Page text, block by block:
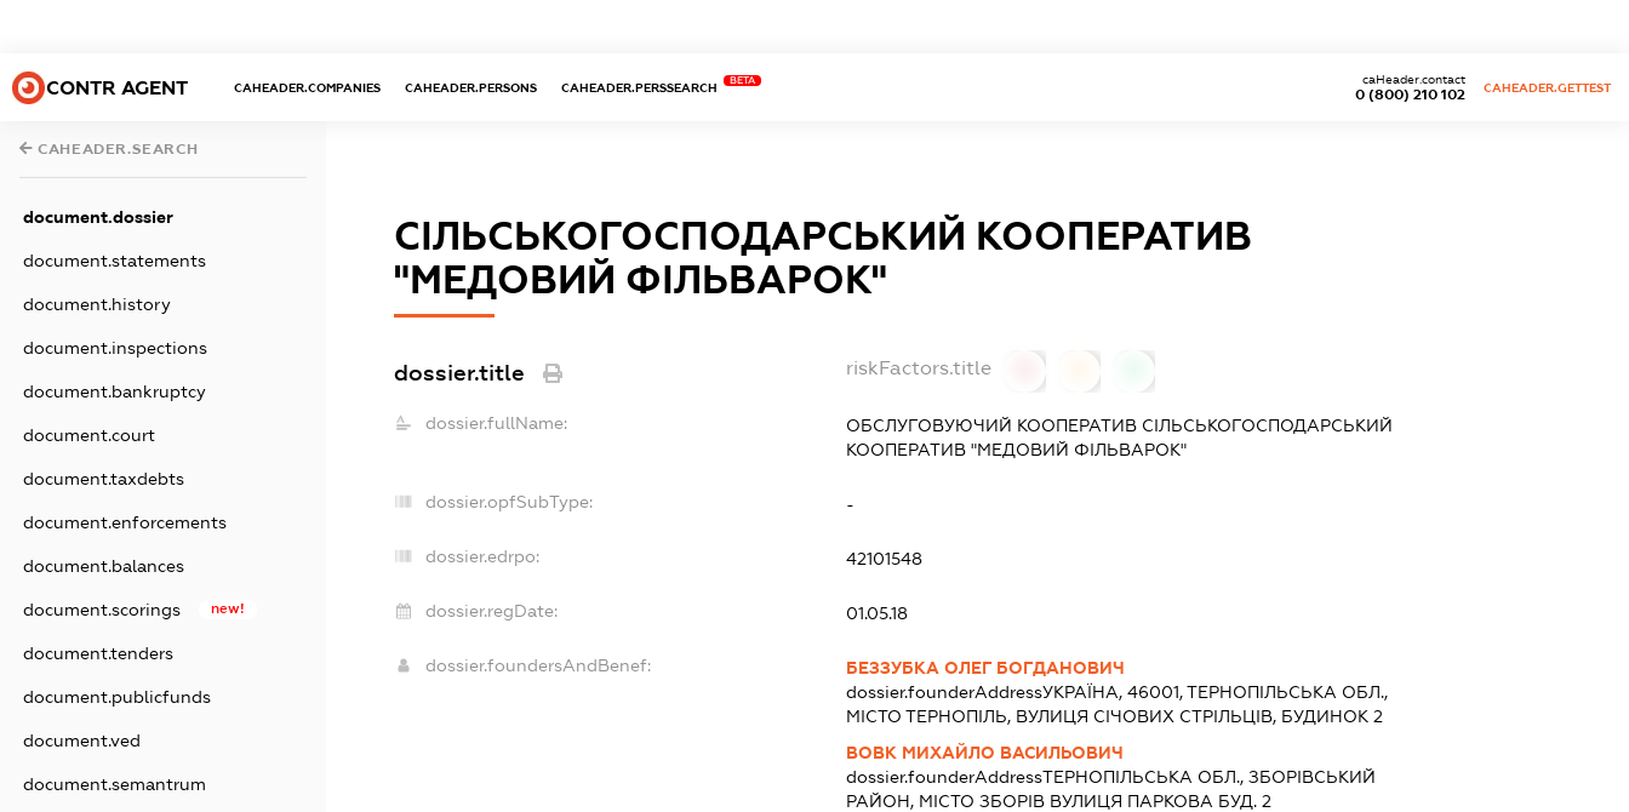
CONTR AGENT CAHEADER.COMPANIES CAHEADER.PERSONS CAHEADER.PERSSEARCH
BETA
0 (800) 210 102
caHeader.contact
CAHEADER.GETTEST
CAHEADER.SEARCH
document.dossier
document.statements
document.history
document.inspections
document.bankruptcy
document.court
document.taxdebts
document.enforcements
document.balances
document.scorings new!
document.tenders
document.publicfunds
document.ved
document.semantrum
СІЛЬСЬКОГОСПОДАРСЬКИЙ КООПЕРАТИВ
"МЕДОВИЙ ФІЛЬВАРОК"
dossier.title riskFactors.title
dossier.fullName: ОБСЛУГОВУЮЧИЙ КООПЕРАТИВ СІЛЬСЬКОГОСПОДАРСЬКИЙ
КООПЕРАТИВ "МЕДОВИЙ ФІЛЬВАРОК"
dossier.opfSubType: -
dossier.edrpo: 42101548
dossier.regDate: 01.05.18
dossier.foundersAndBenef:
БЕЗЗУБКА ОЛЕГ БОГДАНОВИЧ
dossier.founderAddressУКРАЇНА, 46001, ТЕРНОПІЛЬСЬКА ОБЛ.,
МІСТО ТЕРНОПІЛЬ, ВУЛИЦЯ СІЧОВИХ СТРІЛЬЦІВ, БУДИНОК 2
ВОВК МИХАЙЛО ВАСИЛЬОВИЧ
dossier.founderAddressТЕРНОПІЛЬСЬКА ОБЛ., ЗБОРІВСЬКИЙ
РАЙОН, МІСТО ЗБОРІВ ВУЛИЦЯ ПАРКОВА БУД. 2